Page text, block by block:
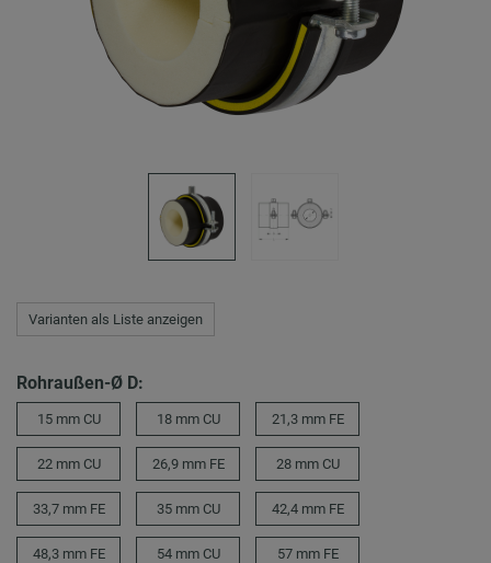
Varianten als Liste anzeigen
Rohraußen-Ø D:
15 mm CU 18 mm CU 21,3 mm FE
22 mm CU 26,9 mm FE 28 mm CU
33,7 mm FE 35 mm CU 42,4 mm FE
48,3 mm FE 54 mm CU 57 mm FE